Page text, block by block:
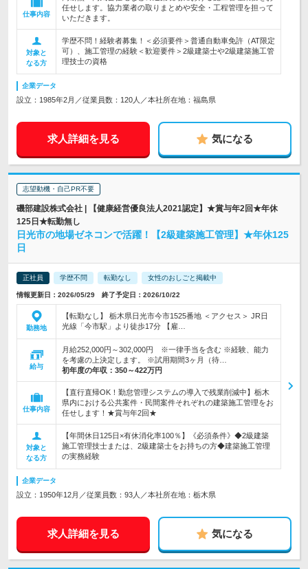
仕事内容
任せします。協力業者の取りまとめや安全・工程管理を担って
いただきます。
対象と
なる方
学歴不問！経験者募集！＜必須要件＞普通自動車免許（AT限定
可）、施工管理の経験＜歓迎要件＞2級建築士や2級建築施工管
理技士の資格
企業データ
設立：1985年2月／従業員数：120人／本社所在地：福島県
求人詳細を見る 気になる
志望動機・自己PR不要
磯部建設株式会社 | 【健康経営優良法人2021認定】★賞与年2回★年休
125日★転勤無し
日光市の地場ゼネコンで活躍！【2級建築施工管理】★年休125
日
正社員 学歴不問 転勤なし 女性のおしごと掲載中
情報更新日：2026/05/29 終了予定日：2026/10/22
勤務地
【転勤なし】 栃木県日光市今市1525番地 ＜アクセス＞ JR日
光線「今市駅」より徒歩17分 【雇…
給与
月給252,000円～302,000円 ※一律手当を含む ※経験、能力
を考慮の上決定します。 ※試用期間3ヶ月（待…
初年度の年収： 350～422万円
仕事内容
【直行直帰OK！勤怠管理システムの導入で残業削減中】栃木
県内における公共案件・民間案件それぞれの建築施工管理をお
任せします！★賞与年2回★
対象と
なる方
【年間休日125日×有休消化率100％】《必須条件》◆2級建築
施工管理技士または、2級建築士をお持ちの方◆建築施工管理
の実務経験
企業データ
設立：1950年12月／従業員数：93人／本社所在地：栃木県
求人詳細を見る 気になる